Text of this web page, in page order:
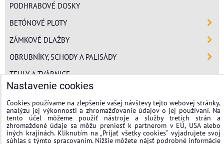
PODHRABOVÉ DOSKY
BETÓNOVÉ PLOTY
ZÁMKOVÉ DLAŽBY
OBRUBNÍKY, SCHODY A PALISÁDY
TEHLY A TVÁRNICE
POLYSTYRÉN
MINERÁLNA VLNA
FASÁDNE OMIETKY
Nastavenie cookies
Cookies používame na zlepšenie vašej návštevy tejto webovej stránky,
analýzu jej výkonnosti a zhromažďovanie údajov o jej používaní. Na
tento účel môžeme použiť nástroje a služby tretích strán a
zhromaždené údaje sa môžu preniesť k partnerom v EÚ, USA alebo
iných krajinách. Kliknutím na „Prijať všetky cookies“ vyjadrujete svoj
súhlas s týmto spracovaním. Nižšie môžete nájsť podrobné informácie